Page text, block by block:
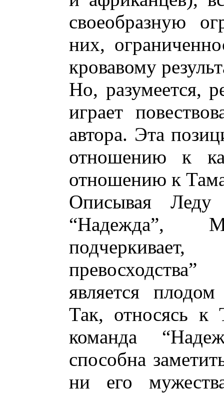
своеобразную
них,
кровавому
Но, разумеется,
играет
автора. Эта
отношению к
отношению к
Описывая
“Надежда”,
является
Так, относясь к
команда
способна
ни его